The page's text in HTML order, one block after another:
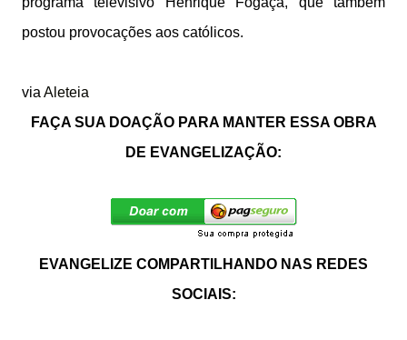
postou provocações aos católicos.
via Aleteia
FAÇA SUA DOAÇÃO PARA MANTER ESSA OBRA
DE EVANGELIZAÇÃO:
EVANGELIZE COMPARTILHANDO NAS REDES
SOCIAIS: